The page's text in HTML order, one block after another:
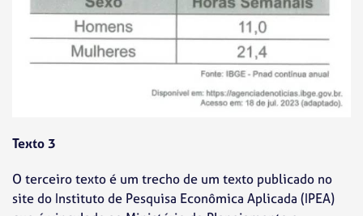
Texto 3
O terceiro texto é um trecho de um texto publicado no
site do Instituto de Pesquisa Econômica Aplicada (IPEA)